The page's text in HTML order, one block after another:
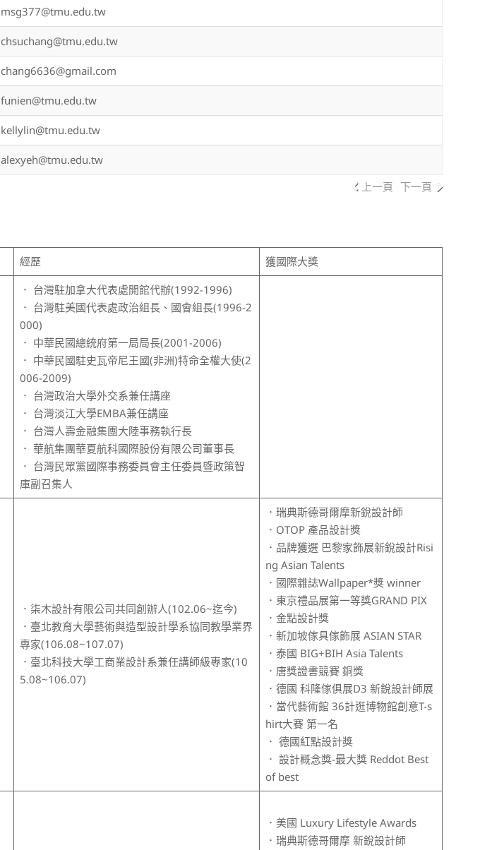
msg377@tmu.edu.tw
chsuchang@tmu.edu.tw
chang6636@gmail.com
funien@tmu.edu.tw
kellylin@tmu.edu.tw
alexyeh@tmu.edu.tw
上一頁 下一頁
經歷 獲國際大獎
． 台灣駐加拿大代表處開館代辦(1992-1996)
． 台灣駐美國代表處政治組長、國會組長(1996-2
000)
． 中華民國總統府第一局局長(2001-2006)
． 中華民國駐史瓦帝尼王國(非洲)特命全權大使(2
006-2009)
． 台灣政治大學外交系兼任講座
． 台灣淡江大學EMBA兼任講座
． 台灣人壽金融集團大陸事務執行長
． 華航集團華夏航科國際股份有限公司董事長
． 台灣民眾黨國際事務委員會主任委員暨政策智
庫副召集人
．柒木設計有限公司共同創辦人(102.06~迄今)
．臺北教育大學藝術與造型設計學系協同教學業界
專家(106.08~107.07)
．臺北科技大學工商業設計系兼任講師級專家(10
5.08~106.07)
．瑞典斯德哥爾摩新銳設計師
．OTOP 產品設計獎
．品牌獲選 巴黎家飾展新銳設計Risi
ng Asian Talents
．國際雜誌Wallpaper*獎 winner
．東京禮品展第一等獎GRAND PIX
．金點設計獎
．新加坡傢具傢飾展 ASIAN STAR
．泰國 BIG+BIH Asia Talents
．唐獎證書競賽 銅獎
．德國 科隆傢俱展D3 新銳設計師展
．當代藝術館 36計逛博物館創意T-s
hirt大賽 第一名
． 德國紅點設計獎
． 設計概念獎-最大獎 Reddot Best
of best
．美國 Luxury Lifestyle Awards
．瑞典斯德哥爾摩 新銳設計師